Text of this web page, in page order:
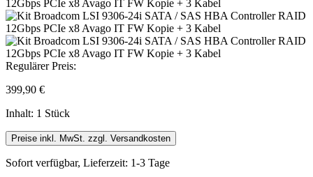
Regulärer Preis:
399,90 €
Inhalt: 1 Stück
Preise inkl. MwSt. zzgl. Versandkosten
Sofort verfügbar, Lieferzeit: 1-3 Tage